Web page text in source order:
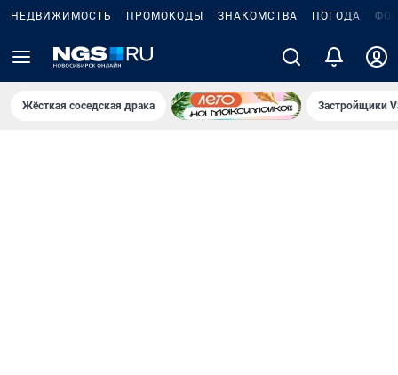
НЕДВИЖИМОСТЬ ПРОМОКОДЫ ЗНАКОМСТВА ПОГОДА
Жёсткая соседская драка Застройщики